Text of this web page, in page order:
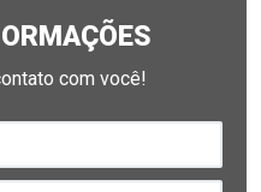
com você!